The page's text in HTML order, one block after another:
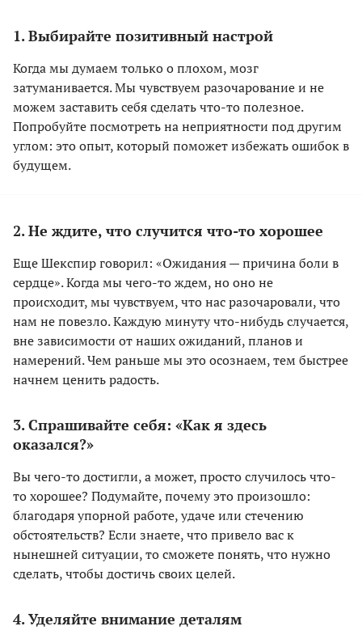
1. Выбирайте позитивный настрой
Когда мы думаем только о плохом, мозг
затуманивается. Мы чувствуем разочарование и не
можем заставить себя сделать что-то полезное.
Попробуйте посмотреть на неприятности под другим
углом: это опыт, который поможет избежать ошибок в
будущем.
2. Не ждите, что случится что-то хорошее
Еще Шекспир говорил: «Ожидания — причина боли в
сердце». Когда мы чего-то ждем, но оно не
происходит, мы чувствуем, что нас разочаровали, что
нам не повезло. Каждую минуту что-нибудь случается,
вне зависимости от наших ожиданий, планов и
намерений. Чем раньше мы это осознаем, тем быстрее
начнем ценить радость.
3. Спрашивайте себя: «Как я здесь
оказался?»
Вы чего-то достигли, а может, просто случилось что-
то хорошее? Подумайте, почему это произошло:
благодаря упорной работе, удаче или стечению
обстоятельств? Если знаете, что привело вас к
нынешней ситуации, то сможете понять, что нужно
сделать, чтобы достичь своих целей.
4. Уделяйте внимание деталям